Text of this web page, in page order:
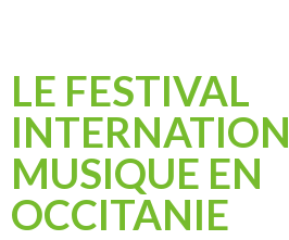
LE FESTIVAL
MUSIQUE EN
OCCITANIE